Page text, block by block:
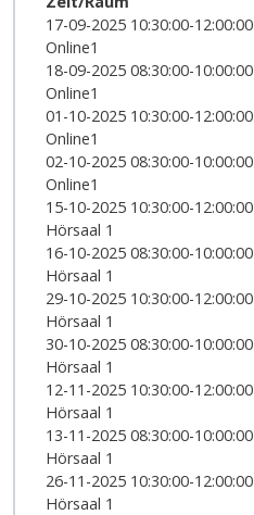
17-09-2025 10:30:00-12:00:00
Online1
18-09-2025 08:30:00-10:00:00
Online1
01-10-2025 10:30:00-12:00:00
Online1
02-10-2025 08:30:00-10:00:00
Online1
15-10-2025 10:30:00-12:00:00
Hörsaal 1
16-10-2025 08:30:00-10:00:00
Hörsaal 1
29-10-2025 10:30:00-12:00:00
Hörsaal 1
30-10-2025 08:30:00-10:00:00
Hörsaal 1
12-11-2025 10:30:00-12:00:00
Hörsaal 1
13-11-2025 08:30:00-10:00:00
Hörsaal 1
26-11-2025 10:30:00-12:00:00
Hörsaal 1